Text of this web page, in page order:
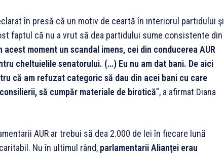
în presă că un motiv de ceartă în interiorul partidului şi
faptul că nu a vrut să dea partidului sume consistente din
acest moment un scandal imens, cei din conducerea AUR
cheltuielile senatorului. (…) Eu nu am dat bani. De aici
că am refuzat categoric să dau din acei bani cu care
să cumpăr materiale de birotică”, a afirmat Diana
AUR ar trebui să dea 2.000 de lei în fiecare lună
Nu în ultimul rând, parlamentarii Alianţei erau